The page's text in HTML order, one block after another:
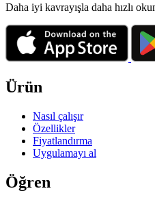
Daha iyi kavrayışla daha hızlı
Ürün
Nasıl çalışır
Özellikler
Fiyatlandırma
Uygulamayı al
Öğren